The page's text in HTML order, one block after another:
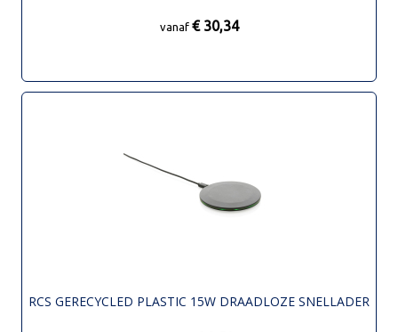
vanaf € 30,34
RCS GERECYCLED PLASTIC 15W DRAADLOZE SNELLADER